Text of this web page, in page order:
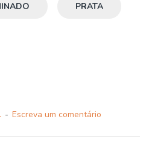
PRATA
- Escreva um comentário